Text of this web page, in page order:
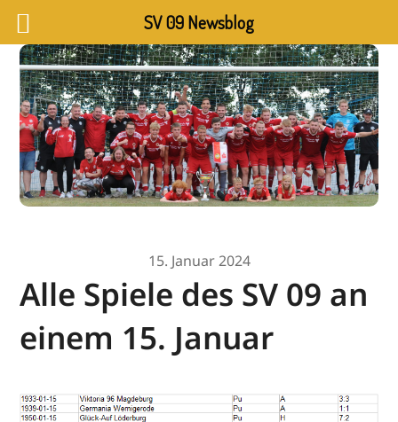
15. Januar 2024
Alle Spiele des SV 09 an
einem 15. Januar
SV 09 Newsblog